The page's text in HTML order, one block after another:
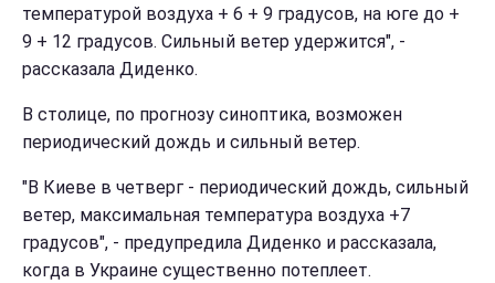
температурой воздуха + 6 + 9 градусов, на юге до +
9 + 12 градусов. Сильный ветер удержится", -
рассказала Диденко.
В столице, по прогнозу синоптика, возможен
периодический дождь и сильный ветер.
"В Киеве в четверг - периодический дождь, сильный
ветер, максимальная температура воздуха +7
градусов", - предупредила Диденко и рассказала,
когда в Украине существенно потеплеет.